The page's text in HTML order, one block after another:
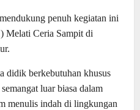
penuh kegiatan ini
Melati Ceria Sampit di
didik berkebutuhan khusus
luar biasa dalam
menulis indah di lingkungan